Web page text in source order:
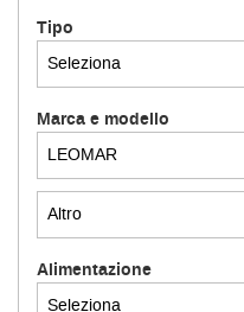
ACQUISTIAMO USATO
ASSISTENZA
CONTATTI
Tipo
Marca e modello
Alimentazione